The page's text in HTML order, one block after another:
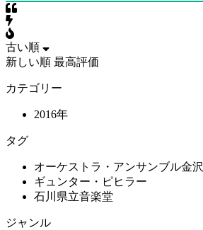
古い順
新しい順 最高評価
カテゴリー
2016年
タグ
オーケストラ・アンサンブル金沢
ギュンター・ピヒラー
石川県立音楽堂
ジャンル